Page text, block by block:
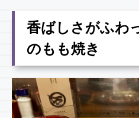
香ばしさがふわ
のもも焼き